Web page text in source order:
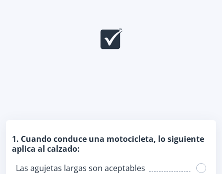
1. Cuando conduce una motocicleta, lo siguiente
aplica al calzado:
Las agujetas largas son aceptables